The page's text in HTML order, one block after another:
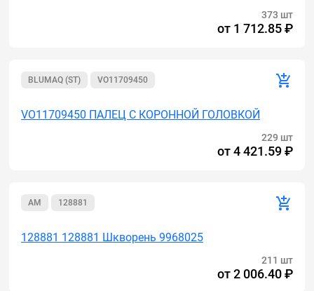
373 шт
от 1 712.85 ₽
BLUMAQ (ST) VO11709450
VO11709450 ПАЛЕЦ С КОРОННОЙ ГОЛОВКОЙ
229 шт
от4 421.59 ₽
AM 128881
128881 128881 Шкворень 9968025
211 шт
от2 006.40 ₽